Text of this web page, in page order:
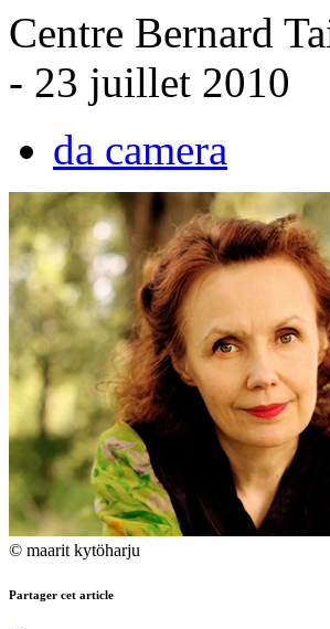
Centre Bernard
- 23 juillet 2010
da camera
© maarit kytöharju
Partager cet article